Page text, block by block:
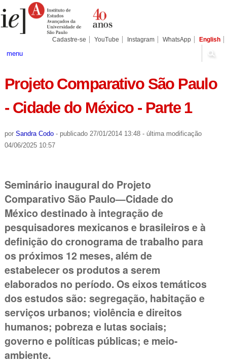
para
conteúdo.
Pessoais
Cadastre-se YouTube Instagram WhatsApp English
menu
Projeto Comparativo São Paulo
- Cidade do México - Parte 1
por Sandra Codo - publicado27/01/2014 13:48 - última modificação
04/06/2025 10:57
Seminário inaugural do Projeto
Comparativo São Paulo—Cidade do
México destinado à integração de
pesquisadores mexicanos e brasileiros e à
definição do cronograma de trabalho para
os próximos 12 meses, além de
estabelecer os produtos a serem
elaborados no período. Os eixos temáticos
dos estudos são: segregação, habitação e
serviços urbanos; violência e direitos
humanos; pobreza e lutas sociais;
governo e políticas públicas; e meio-
ambiente.